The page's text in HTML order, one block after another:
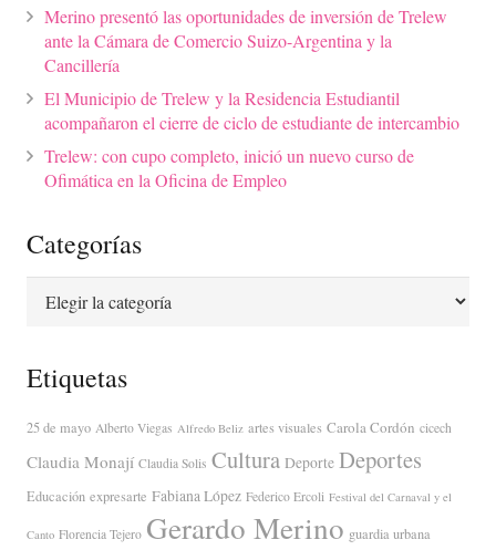
Merino presentó las oportunidades de inversión de Trelew
ante la Cámara de Comercio Suizo-Argentina y la
Cancillería
El Municipio de Trelew y la Residencia Estudiantil
acompañaron el cierre de ciclo de estudiante de intercambio
Trelew: con cupo completo, inició un nuevo curso de
Ofimática en la Oficina de Empleo
Categorías
Etiquetas
25 de mayo Alberto Viegas Alfredo Beliz artes visuales Carola Cordón cicech
Claudia Monají Claudia Solis Cultura Deporte Deportes
Educación expresarte Fabiana López Federico Ercoli Festival del Carnaval y el
Canto Florencia Tejero Gerardo Merino guardia urbana